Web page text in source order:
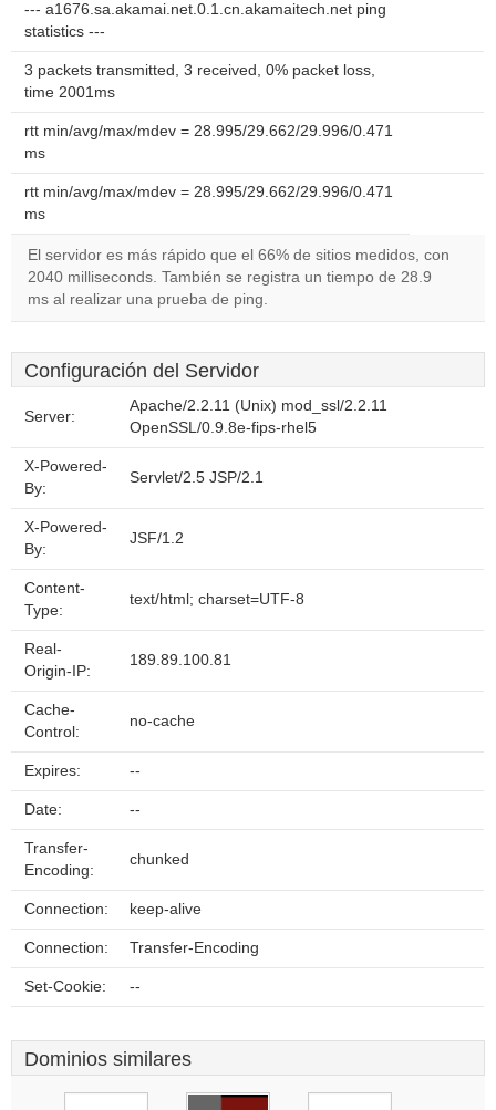
--- a1676.sa.akamai.net.0.1.cn.akamaitech.net ping
statistics ---
3 packets transmitted, 3 received, 0% packet loss,
time 2001ms
rtt min/avg/max/mdev = 28.995/29.662/29.996/0.471
ms
rtt min/avg/max/mdev = 28.995/29.662/29.996/0.471
ms
El servidor es más rápido que el 66% de sitios medidos, con
2040 milliseconds. También se registra un tiempo de 28.9
ms al realizar una prueba de ping.
Configuración del Servidor
Server:
Apache/2.2.11 (Unix) mod_ssl/2.2.11
OpenSSL/0.9.8e-fips-rhel5
X-Powered-
By:
Servlet/2.5 JSP/2.1
X-Powered-
By:
JSF/1.2
Content-
Type:
text/html; charset=UTF-8
Real-
Origin-IP:
189.89.100.81
Cache-
Control:
no-cache
Expires: --
Date: --
Transfer-
Encoding:
chunked
Connection: keep-alive
Connection: Transfer-Encoding
Set-Cookie: --
Dominios similares